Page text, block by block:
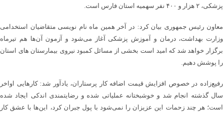
پزشکی، ۲ هزار و ۴۰۰ نفر سهمیه استان فارس است.
معاون رئیس جمهوری بیان کرد: در آخر همین ماه نام نویسی متقاضیان استخدامی
وزارت بهداشت، درمان و آموزش پزشکی آغاز می‌شود و آزمون آن‌ها هم تیرماه
برگزار خواهد شد که امید است بخشی از مسائل کمبود نیروی بیمارستان های استان
را پوشش دهیم.
رفیع‌زاده در خصوص افزایش قیمت اضافه کار پرستاران، یادآور شد: کارهایی اواخر
سال گذشته انجام شد و خوشبختانه عملیاتی شده و رضایتمندی اندکی ایجاد شده
است؛ هر چند زحمات این عزیزان را نمی‌شود با پول جبران کرد، این‌ها با عشق کار